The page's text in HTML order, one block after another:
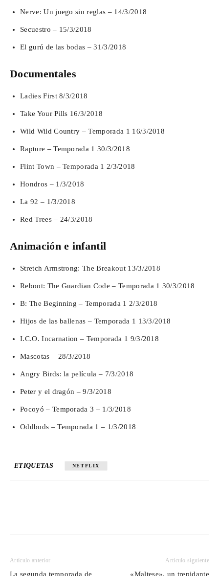
Nerve: Un juego sin reglas – 14/3/2018
Secuestro – 15/3/2018
El gurú de las bodas – 31/3/2018
Documentales
Ladies First 8/3/2018
Take Your Pills 16/3/2018
Wild Wild Country – Temporada 1 16/3/2018
Rapture – Temporada 1 30/3/2018
Flint Town – Temporada 1 2/3/2018
Hondros – 1/3/2018
La 92 – 1/3/2018
Red Trees – 24/3/2018
Animación e infantil
Stretch Armstrong: The Breakout 13/3/2018
Reboot: The Guardian Code – Temporada 1 30/3/2018
B: The Beginning – Temporada 1 2/3/2018
Hijos de las ballenas – Temporada 1 13/3/2018
I.C.O. Incarnation – Temporada 1 9/3/2018
Mascotas – 28/3/2018
Angry Birds: la película – 7/3/2018
Peter y el dragón – 9/3/2018
Pocoyó – Temporada 3 – 1/3/2018
Oddbods – Temporada 1 – 1/3/2018
ETIQUETAS NETFLIX
Artículo anterior
La segunda temporada de
Artículo siguiente
«Maltese», un trepidante